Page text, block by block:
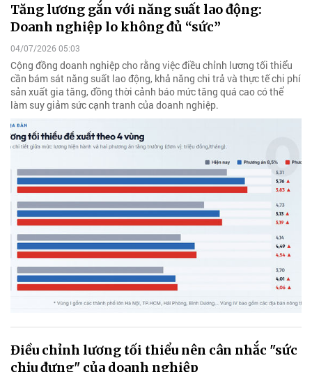
Tăng lương gắn với năng suất lao động:
Doanh nghiệp lo không đủ “sức”
04/07/2026 05:03
Cộng đồng doanh nghiệp cho rằng việc điều chỉnh lương tối thiểu
cần bám sát năng suất lao động, khả năng chi trả và thực tế chi phí
sản xuất gia tăng, đồng thời cảnh báo mức tăng quá cao có thể
làm suy giảm sức cạnh tranh của doanh nghiệp.
Điều chỉnh lương tối thiểu nên cân nhắc "sức
chịu đựng" của doanh nghiệp